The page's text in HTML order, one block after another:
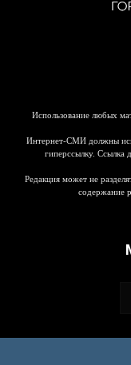
Использование любых
Интернет-СМИ должны
гиперссылку. Ссылка
Редакция может не
содержание